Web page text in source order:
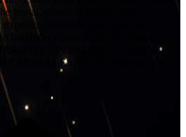
brutal, donde la música será la
creada para quienes
bailando y disfrutando de buena
JAVI ALWAYS, JOAN
MORALES, IVYSI Apertura de